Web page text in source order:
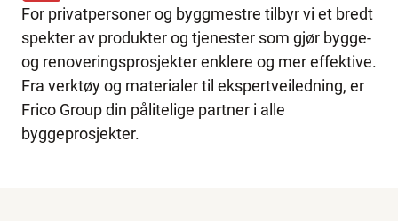
For privatpersoner og byggmestre tilbyr vi et bredt
spekter av produkter og tjenester som gjør bygge-
og renoveringsprosjekter enklere og mer effektive.
Fra verktøy og materialer til ekspertveiledning, er
Frico Group din pålitelige partner i alle
byggeprosjekter.